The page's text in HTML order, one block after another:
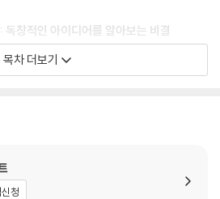
창적인 아이디어를 알아보는 비결
를 찾을 때까지 개구리에게 입맞춤하기 | 현
험은 양날의 칼 | 직관의 폐해 : 스티브 잡스
言)하기
마음이 떠난다면 | 여성으로서 이중 소수
길
목차 더보기
청